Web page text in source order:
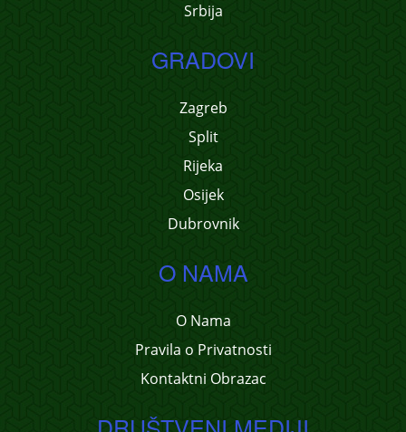
Srbija
GRADOVI
Zagreb
Split
Rijeka
Osijek
Dubrovnik
O NAMA
O Nama
Pravila o Privatnosti
Kontaktni Obrazac